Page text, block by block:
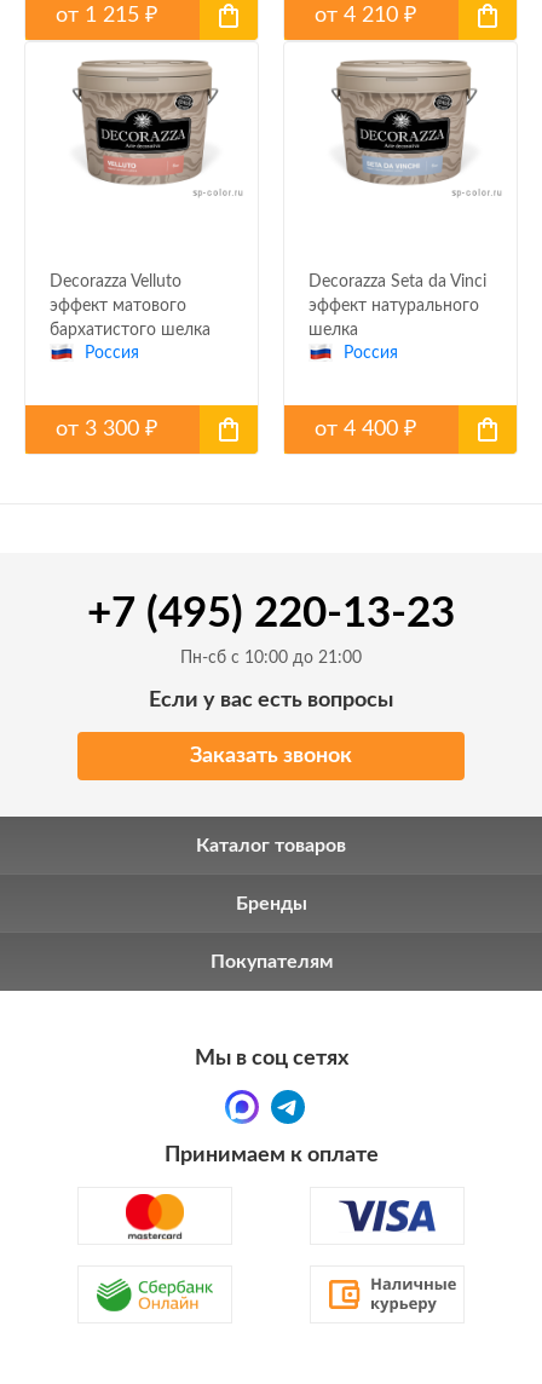
от 1 215 ₽
шелка
от4 210₽
Decorazza Velluto
эффект матового
бархатистого шелка
Россия
от 3 300 ₽
Decorazza Seta da Vinci
эффект натурального
шелка
Россия
от4 400₽
+7 (495) 220-13-23
Пн-сб с 10:00 до 21:00
Если у вас есть вопросы
Заказать звонок
Каталог товаров
Бренды
Покупателям
Мы в соц сетях
Принимаем к оплате